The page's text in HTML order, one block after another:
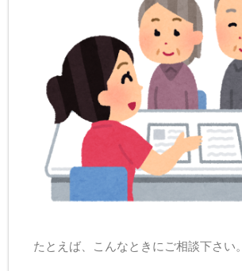
たとえば、こんなときにご相談下さい。